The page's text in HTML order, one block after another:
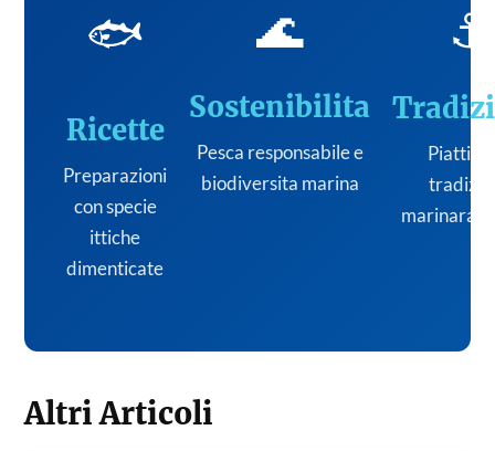
🐟
Ricette
Preparazioni
con specie
ittiche
dimenticate
🌊
Sostenibilita
Pesca responsabile e
biodiversita marina
⚓
Piatti
marinara
Altri Articoli